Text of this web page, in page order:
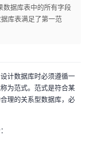
数据库表中的所有字段
库表满足了第一范
计数据库时必须遵循一
为范式。范式是符合某
理的关系型数据库，必